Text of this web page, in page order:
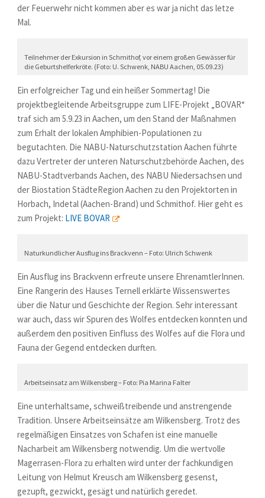
der Feuerwehr nicht kommen aber es war ja nicht das letze
Mal.
Teilnehmer der Exkursion in Schmithof, vor einem großen Gewässer für
die Geburtshelferkröte. (Foto: U. Schwenk, NABU Aachen, 05.09.23)
Ein erfolgreicher Tag und ein heißer Sommertag! Die
projektbegleitende Arbeitsgruppe zum LIFE-Projekt „BOVAR“
traf sich am 5.9.23 in Aachen, um den Stand der Maßnahmen
zum Erhalt der lokalen Amphibien-Populationen zu
begutachten. Die NABU-Naturschutzstation Aachen führte
dazu Vertreter der unteren Naturschutzbehörde Aachen, des
NABU-Stadtverbands Aachen, des NABU Niedersachsen und
der Biostation StädteRegion Aachen zu den Projektorten in
Horbach, Indetal (Aachen-Brand) und Schmithof. Hier geht es
zum Projekt: LIVE BOVAR
Naturkundlicher Ausflug ins Brackvenn – Foto: Ulrich Schwenk
Ein Ausflug ins Brackvenn erfreute unsere EhrenamtlerInnen.
Eine Rangerin des Hauses Ternell erklärte Wissenswertes
über die Natur und Geschichte der Region. Sehr interessant
war auch, dass wir Spuren des Wolfes entdecken konnten und
außerdem den positiven Einfluss des Wolfes auf die Flora und
Fauna der Gegend entdecken durften.
Arbeitseinsatz am Wilkensberg – Foto: Pia Marina Falter
Eine unterhaltsame, schweißtreibende und anstrengende
Tradition. Unsere Arbeitseinsätze am Wilkensberg. Trotz des
regelmäßigen Einsatzes von Schafen ist eine manuelle
Nacharbeit am Wilkensberg notwendig. Um die wertvolle
Magerrasen-Flora zu erhalten wird unter der fachkundigen
Leitung von Helmut Kreusch am Wilkensberg gesenst,
gezupft, gezwickt, gesägt und natürlich geredet.